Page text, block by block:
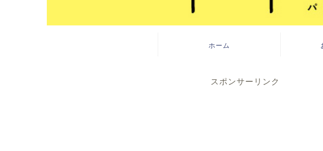
ホーム
スポンサーリンク